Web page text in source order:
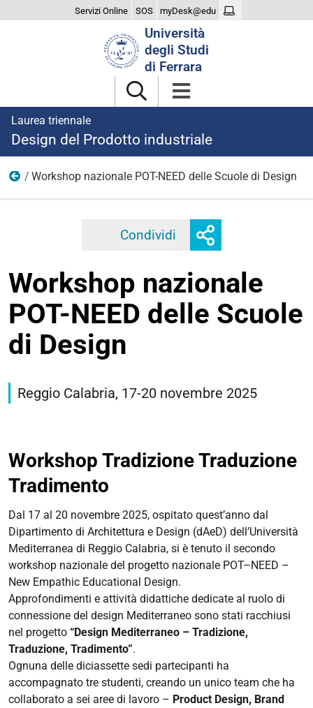
Servizi Online SOS myDesk@edu
Università
degli Studi
di Ferrara
Laurea triennale
Design del Prodotto industriale
2026
Workshop nazionale POT-NEED delle Scuole di Design
Condividi Facebook
opzioni
di
condivisione
Workshop nazionale
POT-NEED delle Scuole
di Design
nazionale-
pot-
scuole-
di-
design
Workshop
nazionale
POT-
NEED
delle
Scuole
di
Design
2025-
11-
17T00:00:00+01:00
2025-
Reggio Calabria, 17-20 novembre 2025
Workshop Tradizione Traduzione
Tradimento
Dal 17 al 20 novembre 2025, ospitato quest’anno dal
Dipartimento di Architettura e Design (dAeD) dell’Università
Mediterranea di Reggio Calabria, si è tenuto il secondo
workshop nazionale del progetto nazionale POT–NEED –
New Empathic Educational Design.
Approfondimenti e attività didattiche dedicate al ruolo di
connessione del design Mediterraneo sono stati racchiusi
nel progetto “Design Mediterraneo – Tradizione,
Traduzione, Tradimento”.
Ognuna delle diciassette sedi partecipanti ha
accompagnato tre studenti, creando un unico team che ha
collaborato a sei aree di lavoro – Product Design, Brand